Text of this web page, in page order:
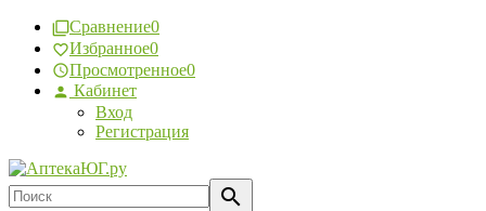
Сравнение0
Избранное0
Просмотренное0
Кабинет
Вход
Регистрация